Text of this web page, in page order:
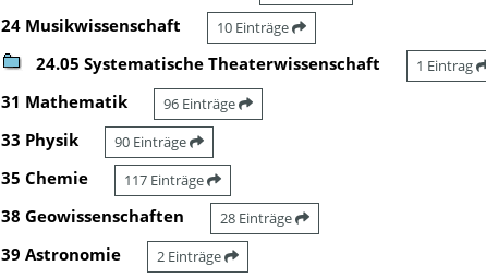
24 Musikwissenschaft 10 Einträge
24.05 Systematische Theaterwissenschaft 1 Eintrag
31 Mathematik 96 Einträge
33 Physik 90 Einträge
35 Chemie 117 Einträge
38 Geowissenschaften 28 Einträge
39 Astronomie 2 Einträge